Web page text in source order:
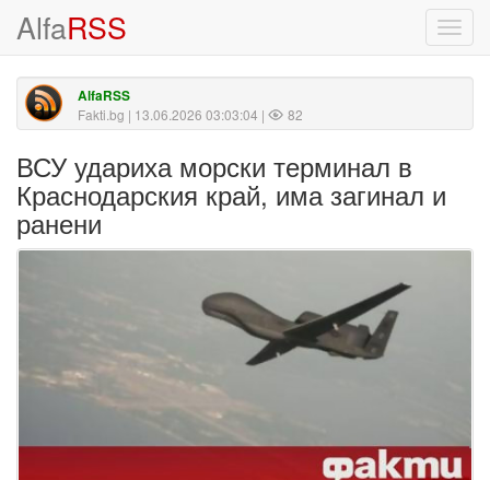
AlfaRSS
AlfaRSS
Fakti.bg | 13.06.2026 03:03:04 | 82
ВСУ удариха морски терминал в
Краснодарския край, има загинал и
ранени